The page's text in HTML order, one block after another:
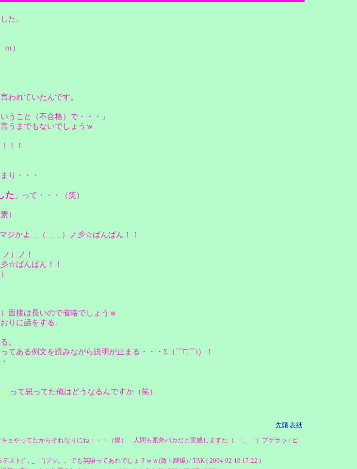
た。
）
われていたんです。
うこと（不合格）で・・・」
うまでもないでしょうｗ
！！
り・・・
た 」って・・・（笑）
）
ジかよ＿（＿＿）ノ彡☆ばんばん！！
）ノ！
☆ばんばん！！
面接は長いので省略でしょうｗ
りに話をする。
。
ある例文を読みながら説明が止まる・・・Σ（￣□￣ι）！
って思ってた俺はどうなるんですか（笑）
先頭 表紙
ョやってたからそれなりにね・・・（爆） 人間も案外バカだと実感しますた（ ´,_ゝ`）プゲラッ / ピ
ト(´，_ゝ`)プッ。。でも英語ってあれでしょ？ｗｗ(激々謎爆) / TAK ( 2004-02-10 17:22 )